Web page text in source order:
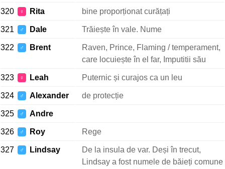
320 ♀ Rita bine proporționat curățați
321 ♂ Dale Trăiește în vale. Nume
322 ♂ Brent
Raven, Prince, Flaming / temperament,
care locuiește în el far, Imputitii său
323 ♀ Leah Puternic și curajos ca un leu
324 ♂ Alexander de protecție
325 ♂ Andre
326 ♂ Roy Rege
327 ♂ Lindsay
De la insula de var. Deși în trecut,
Lindsay a fost numele de băieți comune